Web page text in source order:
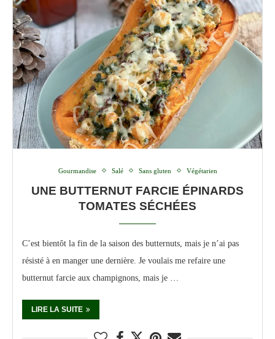
Gourmandise Salé Sans gluten Végétarien
UNE BUTTERNUT FARCIE ÉPINARDS
TOMATES SÉCHÉES
C’est bientôt la fin de la saison des butternuts, mais je n’ai pas
résisté à en manger une dernière. Je voulais me refaire une
butternut farcie aux champignons, mais je …
LIRE LA SUITE